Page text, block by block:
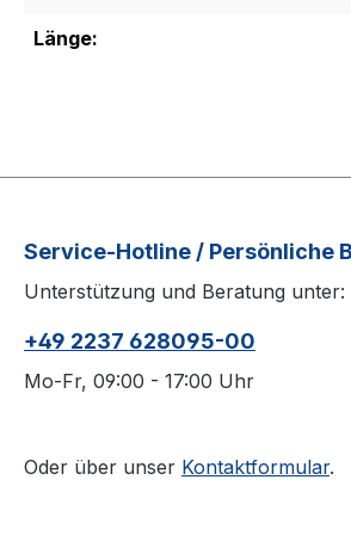
Länge:
Service-Hotline / Persönliche
Unterstützung und Beratung unter:
+49 2237 628095-00
Mo-Fr, 09:00 - 17:00 Uhr
Oder über unser Kontaktformular.